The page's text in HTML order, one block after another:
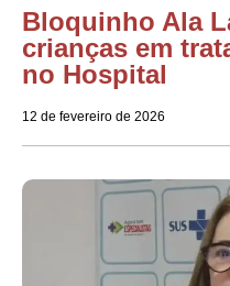
Bloquinho Ala
crianças em
no Hospital
12 de fevereiro de 2026